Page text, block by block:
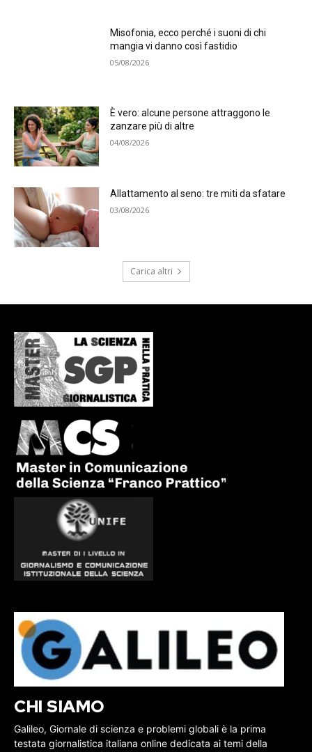
Misofonia, ecco perché i suoni di chi
mangia vi danno così fastidio
05/08/2026
È vero: alcune persone attraggono le
zanzare più di altre
04/08/2026
Allattamento al seno: tre miti da sfatare
03/08/2026
Carica altri
CHI SIAMO
Galileo, Giornale di scienza e problemi globali è la prima
testata giornalistica italiana online dedicata ai temi della